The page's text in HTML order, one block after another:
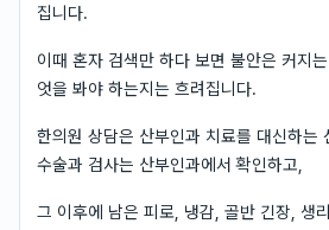
집니다.
이때 혼자 검색만 하다 보면 불안은 커지
엇을 봐야 하는지는 흐려집니다.
한의원 상담은 산부인과 치료를 대신하는
수술과 검사는 산부인과에서 확인하고,
그 이후에 남은 피로, 냉감, 골반 긴장, 생